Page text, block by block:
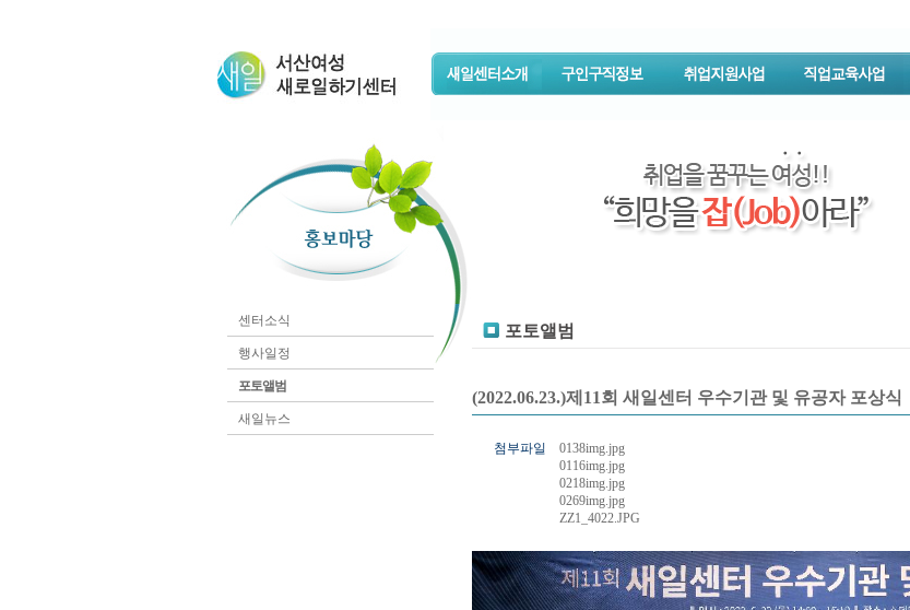
센터소식
행사일정
포토앨범
새일뉴스
포토앨범
(2022.06.23.)제11회 새일센터 우수기관 및 유공자 포상식
첨부파일
0138img.jpg
0116img.jpg
0218img.jpg
0269img.jpg
ZZ1_4022.JPG